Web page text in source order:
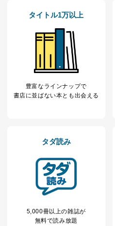
タイトル1万以上
豊富なラインナップで
書店に並ばない本とも出会える
タダ読み
5,000冊以上の雑誌が
無料で読み放題